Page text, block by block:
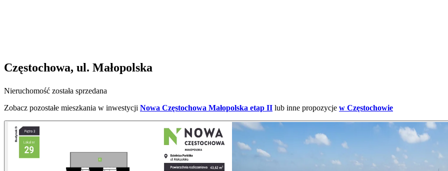
Częstochowa, ul. Małopolska
Nieruchomość została sprzedana
Zobacz pozostałe mieszkania w inwestycji Nowa Częstochowa Małopolska etap II lub inne propozycje w Częstochowie